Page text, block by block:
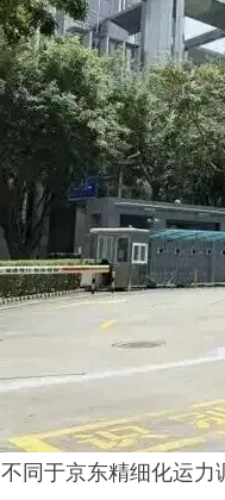
不同于京东精细化运力